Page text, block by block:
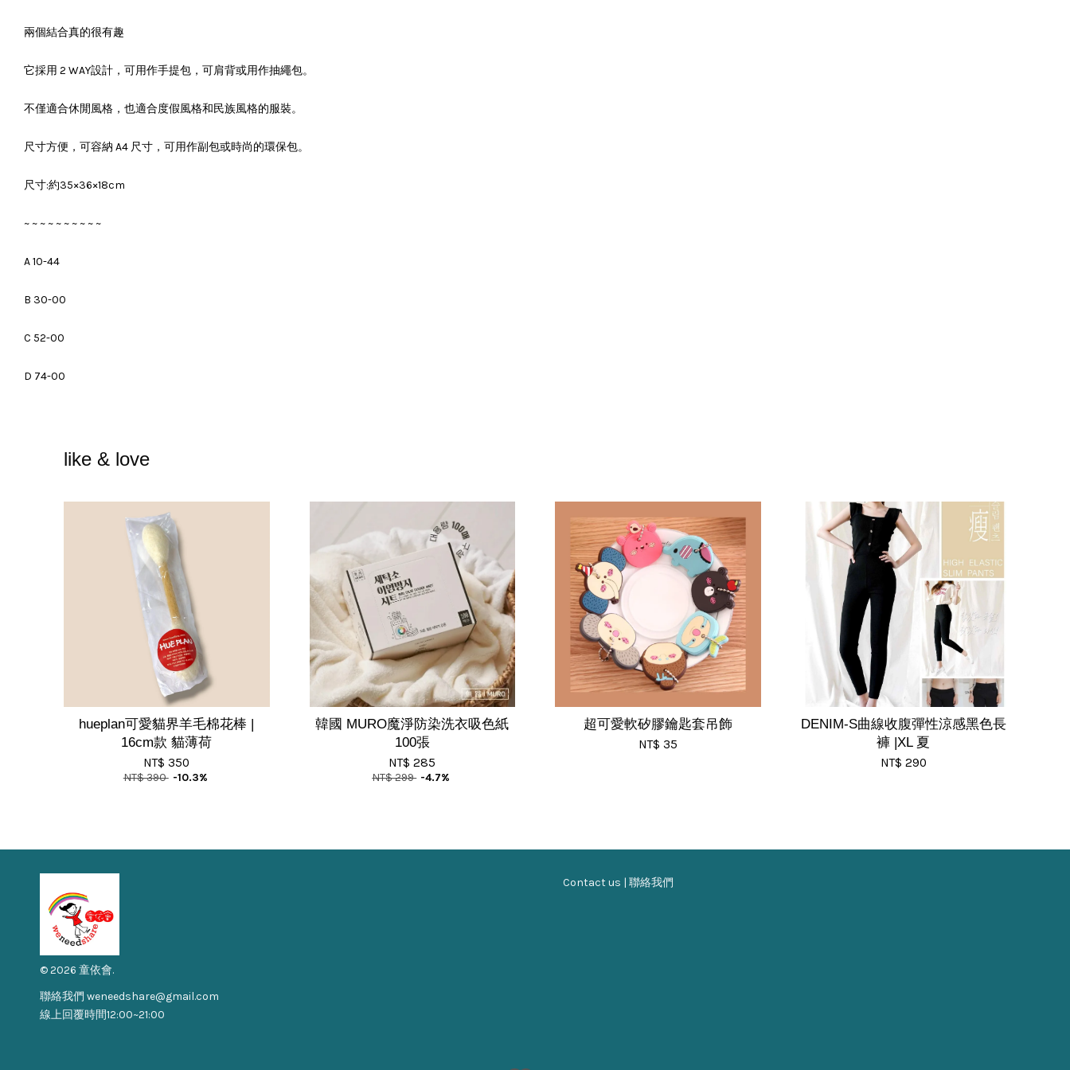
兩個結合真的很有趣
它採用 2 WAY設計，可用作手提包，可肩背或用作抽繩包。
不僅適合休閒風格，也適合度假風格和民族風格的服裝。
尺寸方便，可容納 A4 尺寸，可用作副包或時尚的環保包。
尺寸:約35×36×18cm
~ ~ ~ ~ ~ ~ ~ ~ ~ ~
A 10-44
B 30-00
C 52-00
D 74-00
like & love
hueplan可愛貓界羊毛棉花棒 |
16cm款 貓薄荷
NT$ 350
NT$ 390 -10.3%
韓國 MURO魔淨防染洗衣吸色紙
100張
NT$ 285
NT$ 299 -4.7%
超可愛軟矽膠鑰匙套吊飾
NT$ 35
DENIM-S曲線收腹彈性涼感黑色長
褲 |XL 夏
NT$ 290
© 2026 童依會.
Contact us | 聯絡我們
聯絡我們 weneedshare@gmail.com
線上回覆時間12:00~21:00